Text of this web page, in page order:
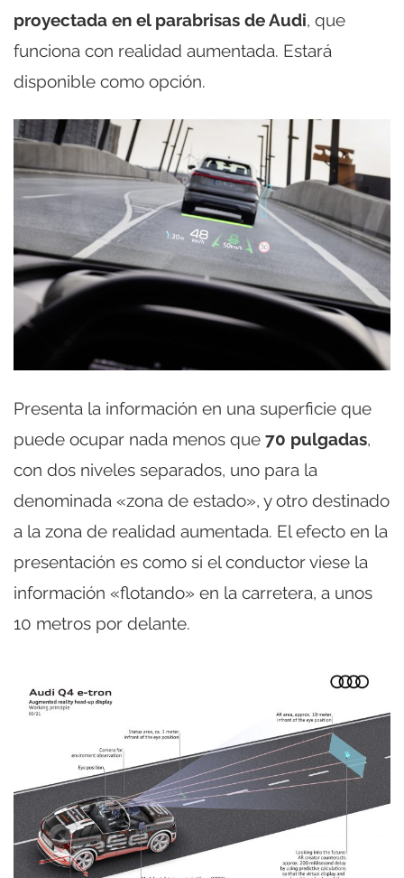
proyectada en el parabrisas de Audi, que
funciona con realidad aumentada. Estará
disponible como opción.
Presenta la información en una superficie que
puede ocupar nada menos que 70 pulgadas,
con dos niveles separados, uno para la
denominada «zona de estado», y otro destinado
a la zona de realidad aumentada. El efecto en la
presentación es como si el conductor viese la
información «flotando» en la carretera, a unos
10 metros por delante.